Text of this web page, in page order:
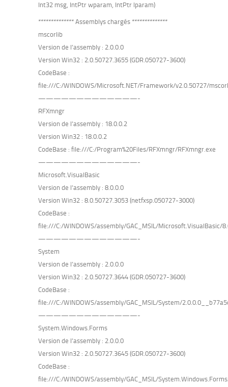
Int32 msg, IntPtr wparam, IntPtr lparam)
************** Assemblys chargés **************
mscorlib
Version de l’assembly : 2.0.0.0
Version Win32 : 2.0.50727.3655 (GDR.050727-3600)
CodeBase :
file:///C:/WINDOWS/Microsoft.NET/Framework/v2.0.50727/
—————————————-
RFXmngr
Version de l’assembly : 18.0.0.2
Version Win32 : 18.0.0.2
CodeBase : file:///C:/Program%20Files/RFXmngr/RFXmngr.exe
—————————————-
Microsoft.VisualBasic
Version de l’assembly : 8.0.0.0
Version Win32 : 8.0.50727.3053 (netfxsp.050727-3000)
CodeBase :
file:///C:/WINDOWS/assembly/GAC_MSIL/
—————————————-
System
Version de l’assembly : 2.0.0.0
Version Win32 : 2.0.50727.3644 (GDR.050727-3600)
CodeBase :
file:///C:/WINDOWS/assembly/GAC_MSIL/System/
—————————————-
System.Windows.Forms
Version de l’assembly : 2.0.0.0
Version Win32 : 2.0.50727.3645 (GDR.050727-3600)
CodeBase :
file:///C:/WINDOWS/assembly/GAC_MSIL/